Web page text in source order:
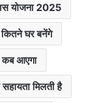
योजना 2025
घर बनेंगे
कब आएगा
मिलती है